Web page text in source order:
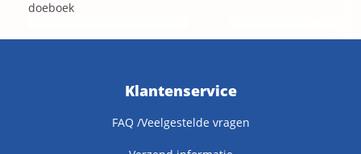
doeboek
Klantenservice
FAQ /Veelgestelde vragen